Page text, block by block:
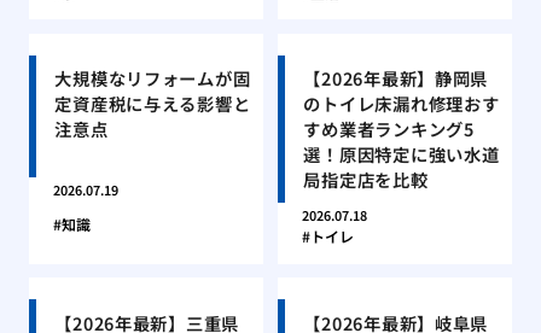
大規模なリフォームが固
定資産税に与える影響と
注意点
2026.07.19
知識
【2026年最新】静岡県
のトイレ床漏れ修理おす
すめ業者ランキング5
選！原因特定に強い水道
局指定店を比較
2026.07.18
トイレ
【2026年最新】三重県 【2026年最新】岐阜県